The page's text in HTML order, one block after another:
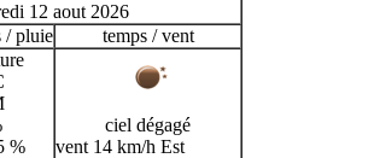
12 aout 2026
/ pluie temps / vent
%
ciel dégagé
vent 14 km/h Est